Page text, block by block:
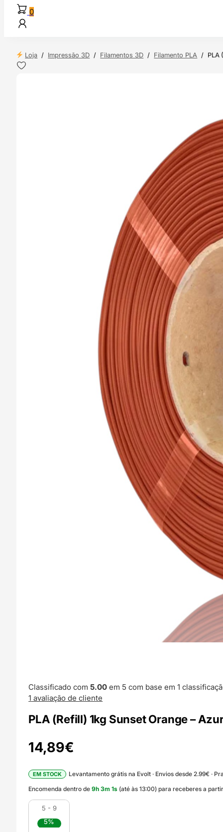
0
Loja / Impressão 3D / Filamentos 3D / Filamento PLA / PLA
Classificado com5.00 em 5 com base em1
1 avaliação de cliente
PLA (Refill) 1kg Sunset Orange –
14,89€
EM STOCK
Levantamento grátis na Evolt · Envios desde 2.99€ ·
Encomenda dentro de9h3m0s(até às 13:00) para receberes a
5 - 9
5%